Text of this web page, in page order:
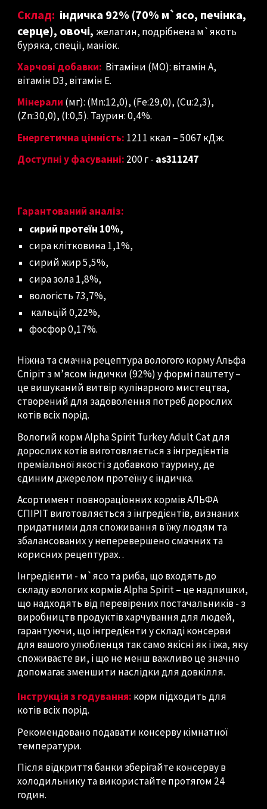
Склад: індичка 92% (70% м`ясо, печінка,
серце), овочі, желатин, подрібнена м`якоть
буряка, спеції, маніок.
Харчові добавки: Вітаміни (МО): вітамін A,
вітамін D3, вітамін E.
Мінерали (мг): (Mn:12,0), (Fe:29,0), (Cu:2,3),
(Zn:30,0), (I:0,5). Таурин: 0,4%.
Енергетична цінність: 1211 ккал – 5067 кДж.
Доступні у фасуванні: 200 г- as311247
Гарантований аналіз:
сирий протеїн 10%,
сира клітковина 1,1%,
сирий жир 5,5%,
сира зола 1,8%,
вологість 73,7%,
кальцій 0,22%,
фосфор 0,17%.
Ніжна та смачна рецептура вологого корму Альфа
Спіріт з м’ясом індички (92%) у формі паштету –
це вишуканий витвір кулінарного мистецтва,
створений для задоволення потреб дорослих
котів всіх порід.
Вологий корм Alpha Spirit Turkey Adult Cat для
дорослих котів виготовляється з інгредієнтів
преміальної якості з добавкою таурину, де
єдиним джерелом протеїну є індичка.
Асортимент повнораціонних кормів АЛЬФА
СПІРІТ виготовляється з інгредієнтів, визнаних
придатними для споживання в їжу людям та
збалансованих у неперевершено смачних та
корисних рецептурах. .
Інгредієнти - м`ясо та риба, що входять до
складу вологих кормів Alpha Spirit – це надлишки,
що надходять від перевірених постачальників - з
виробництв продуктів харчування для людей,
гарантуючи, що інгредієнти у складі консерви
для вашого улюбленця так само якісні як і їжа, яку
споживаєте ви, і що не менш важливо це значно
допомагає зменшити наслідки для довкілля.
Інструкція з годування: корм підходить для
котів всіх порід.
Рекомендовано подавати консерву кімнатної
температури.
Після відкриття банки зберігайте консерву в
холодильнику та використайте протягом 24
годин.